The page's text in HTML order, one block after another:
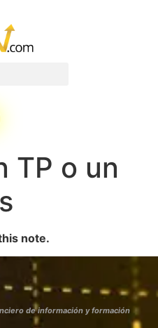
TP o un
note.
de información y formación